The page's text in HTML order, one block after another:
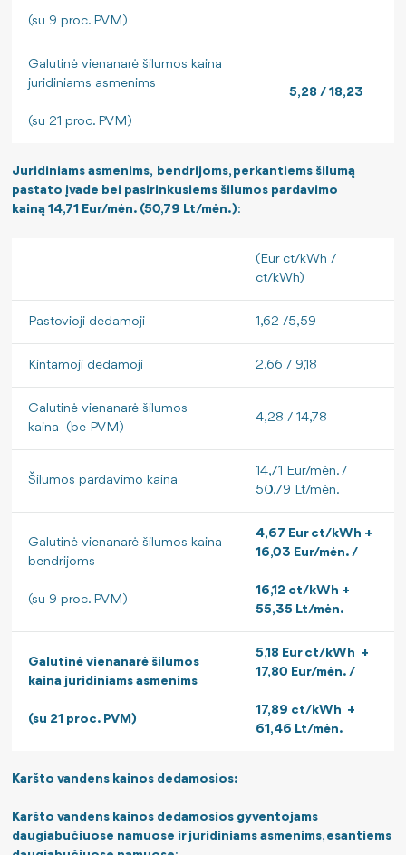
(su 9 proc. PVM)
Galutinė vienanarė šilumos kaina
juridiniams asmenims
(su 21 proc. PVM)
5,28 / 18,23
Juridiniams asmenims, bendrijoms, perkantiems šilumą
pastato įvade bei pasirinkusiems šilumos pardavimo
kainą 14,71 Eur/mėn. (50,79 Lt/mėn.):
(Eur ct/kWh /
ct/kWh)
Pastovioji dedamoji 1,62 /5,59
Kintamoji dedamoji 2,66 / 9,18
Galutinė vienanarė šilumos
kaina (be PVM)
4,28 / 14,78
Šilumos pardavimo kaina
14,71 Eur/mėn. /
50,79 Lt/mėn.
Galutinė vienanarė šilumos kaina
bendrijoms
(su 9 proc. PVM)
4,67 Eur ct/kWh +
16,03 Eur/mėn. /
16,12 ct/kWh +
55,35 Lt/mėn.
Galutinė vienanarė šilumos
kaina juridiniams asmenims
(su 21 proc. PVM)
5,18 Eur ct/kWh +
17,80 Eur/mėn. /
17,89 ct/kWh +
61,46 Lt/mėn.
Karšto vandens kainos dedamosios:
Karšto vandens kainos dedamosios gyventojams
daugiabučiuose namuose ir juridiniams asmenims, esantiems